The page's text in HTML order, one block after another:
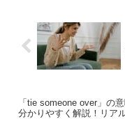
「tie someone over」の
分かりやすく解説！リア